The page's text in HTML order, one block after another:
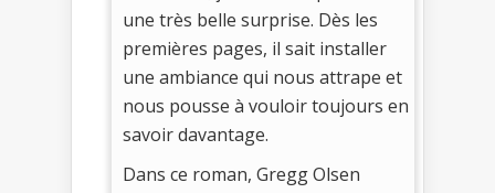
une très belle surprise. Dès les
premières pages, il sait installer
une ambiance qui nous attrape et
nous pousse à vouloir toujours en
savoir davantage.
Dans ce roman, Gregg Olsen